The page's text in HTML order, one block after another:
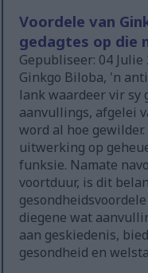
Voordele van
gedagtes op die
Gepubliseer: 04 Julie
Ginkgo Biloba, 'n
lank waardeer vir sy
aanvullings, afgelei
word al hoe
uitwerking op
funksie. Namate
voortduur, is dit
diegene wat
aan geskiedenis,
gesondheid en